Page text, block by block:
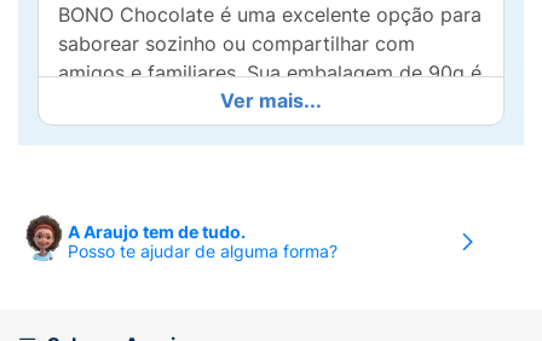
BONO Chocolate é uma excelente opção para
saborear sozinho ou compartilhar com
amigos e familiares. Sua embalagem de 90g é
prática e ideal para transportar e saborear em
qualquer lugar. Com a qualidade BONO®, esse
inconfundível e sua textura perfeita. Se você
adora um biscoito crocante e recheado com
dia. Experimente e se encante com essa
Ver mais...
A Araujo tem de tudo.
Posso te ajudar de alguma forma?